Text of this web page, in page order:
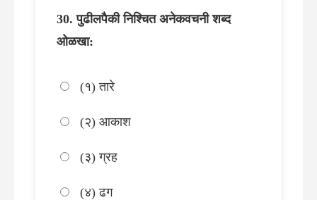
पुढीलपैकी निश्चित अनेकवचनी शब्द
ओळखा:
(१) तारे
(२) आकाश
(३) ग्रह
(४) ढग